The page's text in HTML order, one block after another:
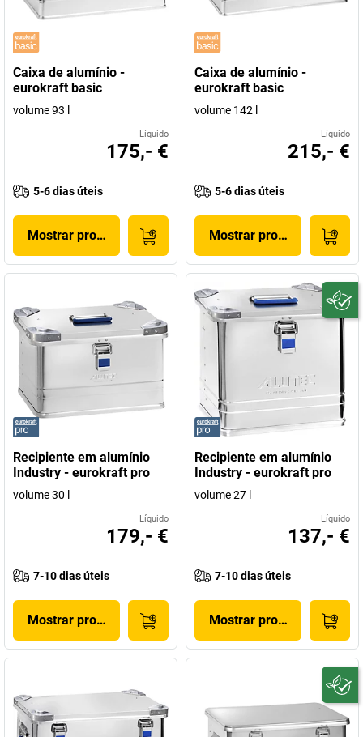
Caixa de alumínio -
eurokraft basic
volume 93 l
Líquido
175,- €
5-6 dias úteis
Mostrar produto
Caixa de alumínio -
eurokraft basic
volume 142 l
Líquido
215,- €
5-6 dias úteis
Mostrar produto
Recipiente em alumínio
Industry - eurokraft pro
volume 30 l
Líquido
179,- €
7-10 dias úteis
Mostrar produto
Recipiente em alumínio
Industry - eurokraft pro
volume 27 l
Líquido
137,- €
7-10 dias úteis
Mostrar produto